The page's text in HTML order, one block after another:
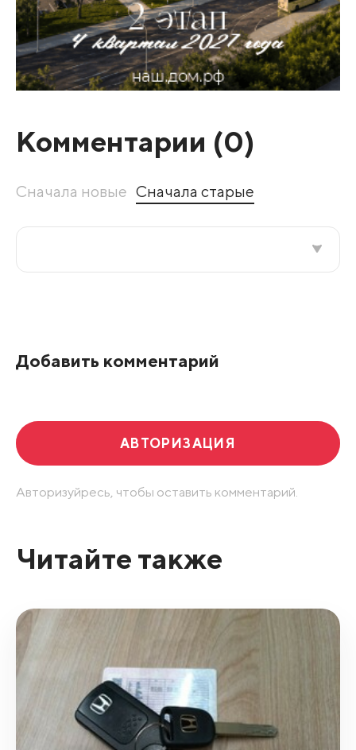
Комментарии (0)
Сначала новые Сначала старые
Добавить комментарий
АВТОРИЗАЦИЯ
Авторизуйресь, чтобы оставить комментарий.
Читайте также